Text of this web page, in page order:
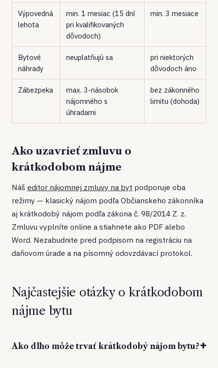
Výpovedná
lehota
min. 1 mesiac (15 dní
pri kvalifikovaných
dôvodoch)
min. 3 mesiace
Bytové
náhrady
neuplatňujú sa
pri niektorých
dôvodoch áno
Zábezpeka
max. 3-násobok
nájomného s
úhradami
bez zákonného
limitu (dohoda)
Ako uzavrieť zmluvu o
krátkodobom nájme
Náš editor nájomnej zmluvy na byt podporuje oba
režimy — klasický nájom podľa Občianskeho zákonníka
aj krátkodobý nájom podľa zákona č. 98/2014 Z. z.
Zmluvu vyplníte online a stiahnete ako PDF alebo
Word. Nezabudnite pred podpisom na registráciu na
daňovom úrade a na písomný odovzdávací protokol.
Najčastejšie otázky o krátkodobom
nájme bytu
Ako dlho môže trvať krátkodobý nájom bytu?